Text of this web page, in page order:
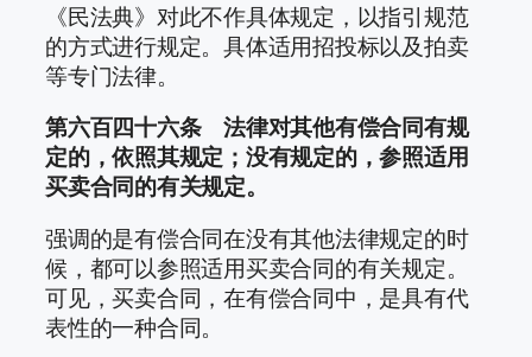
《民法典》对此不作具体规定，以指引规范
的方式进行规定。具体适用招投标以及拍卖
等专门法律。
第六百四十六条 法律对其他有偿合同有规
定的，依照其规定；没有规定的，参照适用
买卖合同的有关规定。
强调的是有偿合同在没有其他法律规定的时
候，都可以参照适用买卖合同的有关规定。
可见，买卖合同，在有偿合同中，是具有代
表性的一种合同。